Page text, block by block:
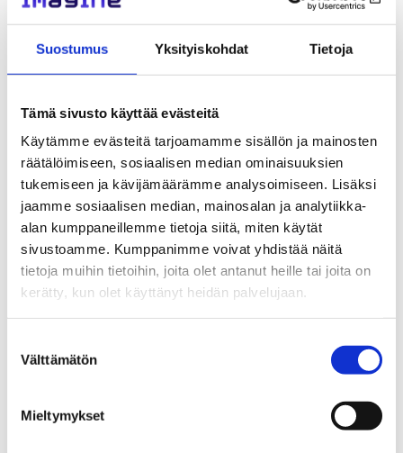
Suostumus Yksityiskohdat Tietoja
Tämä sivusto käyttää evästeitä
Käytämme evästeitä tarjoamamme sisällön ja mainosten
räätälöimiseen, sosiaalisen median ominaisuuksien
tukemiseen ja kävijämäärämme analysoimiseen. Lisäksi
jaamme sosiaalisen median, mainosalan ja analytiikka-
alan kumppaneillemme tietoja siitä, miten käytät
sivustoamme. Kumppanimme voivat yhdistää näitä
tietoja muihin tietoihin, joita olet antanut heille tai joita on
kerätty, kun olet käyttänyt heidän palvelujaan.
valinta
Välttämätön
Mieltymykset
mukaan webinaareihin!
Kohderyhmä: Yläkouluikäisten huoltajat ja muut asiasta
kiinnostuneet.Tilaisuuteen ei tarvitse ilmoittautua.
on mahdollisuus keskustella ja esittää kysymyksiä
webinaarin teemasta. Kerromme myös ajankohtaisia
havaintoja IMAGINE-tutkimuksesta ja vastaamme
kysymyksiin.
Liity webinaariin (Teams) >
Tutustu myös webinaarisarjan aiempien
kertojen tallenteisiin
Nuorten masennus ja sen tunnistaminen